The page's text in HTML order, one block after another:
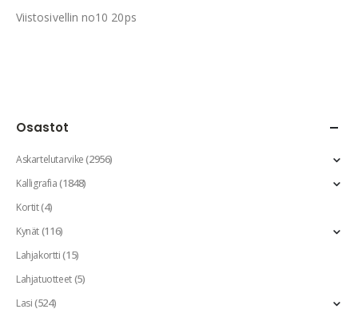
Viistosivellin no10 20ps
Osastot
Askartelutarvike(2956)
Kalligrafia(1848)
Kortit(4)
Kynät(116)
Lahjakortti(15)
Lahjatuotteet(5)
Lasi(524)